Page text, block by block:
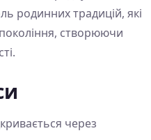
родинних традицій, які
створюючи
через